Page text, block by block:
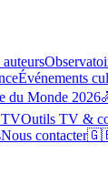
Événements
du Monde 2026
TVOutils TV &
Nous contacter🇬🇧